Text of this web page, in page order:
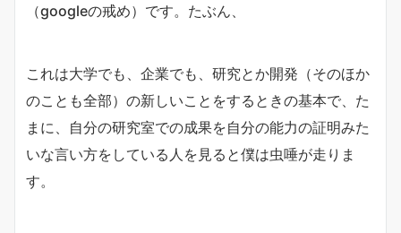
（googleの戒め）です。たぶん、
これは大学でも、企業でも、研究とか開発（そのほか
のことも全部）の新しいことをするときの基本で、た
まに、自分の研究室での成果を自分の能力の証明みた
いな言い方をしている人を見ると僕は虫唾が走りま
す。